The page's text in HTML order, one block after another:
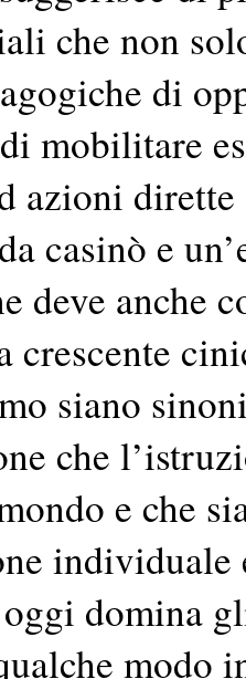
che non
di
mobilitare
azioni
casinò e
deve anche
crescente
siano
che
e che
individuale
oggi domina
modo